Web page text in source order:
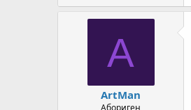
A
ArtMan
Абориген